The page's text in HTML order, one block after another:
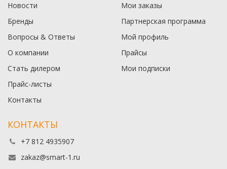
Новости
Бренды
Вопросы & Ответы
О компании
Стать дилером
Прайс-листы
Контакты
Мои заказы
Партнерская программа
Мой профиль
Прайсы
Мои подписки
КОНТАКТЫ
+7 812 4935907
zakaz@smart-1.ru